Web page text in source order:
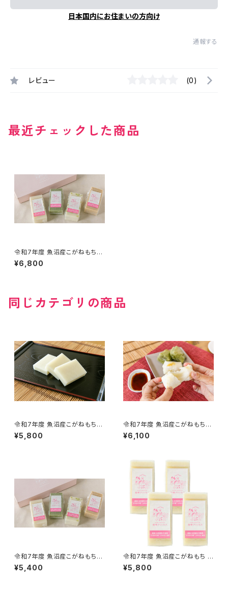
日本国内にお住まいの方向け
通報する
レビュー (0)
最近チェックした商品
令和7年度 魚沼産こがねもちプ
レミアム『杵つき餅 4種4パック
入り』（1パック９枚入り）
¥6,800
同じカテゴリの商品
令和7年度 魚沼産こがねもち
『杵つき餅 白餅 5パック入り』（1
パック９枚入り）
¥5,800
令和7年度 魚沼産こがねもち
『杵つき餅 2種5パック入り』 白
餅×3パック、草餅×2パック（1パ
¥6,100
令和7年度 魚沼産こがねもち
『杵つき餅 4種4パック入り』（1パ
ック９枚入り）
¥5,400
令和7年度 魚沼産こがねもち プ
レミアム『杵つき餅 白餅 4パック
入り』（1パック９枚入り）
¥5,800